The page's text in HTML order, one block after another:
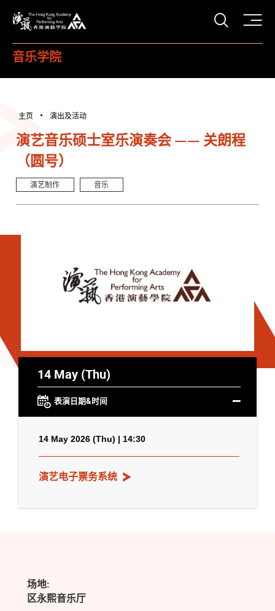
打开
音乐学院
主页 演出及活动
演艺音乐硕士室乐演奏会 —— 关朗程
（圆号）
演艺制作 音乐
14 May (Thu)
表演日期&时间
14 May 2026 (Thu) | 14:30
演艺电子票务系统
场地:
区永熙音乐厅